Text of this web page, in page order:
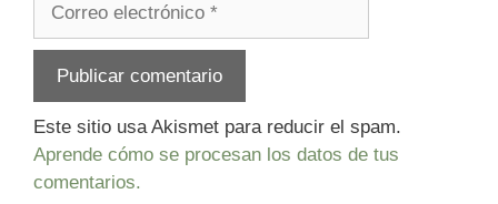
Este sitio usa Akismet para reducir el spam.
Aprende cómo se procesan los datos de tus
comentarios.